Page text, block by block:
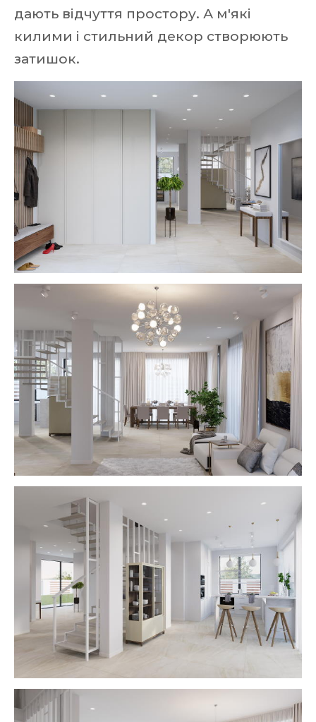
дають відчуття простору. А м'які
килими і стильний декор створюють
затишок.